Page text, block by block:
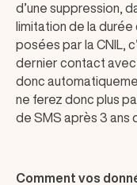
d’une suppression,
limitation de la
posées par la CNIL,
dernier contact avec
donc
ne ferez donc plus
de SMS après 3 ans
Comment vos